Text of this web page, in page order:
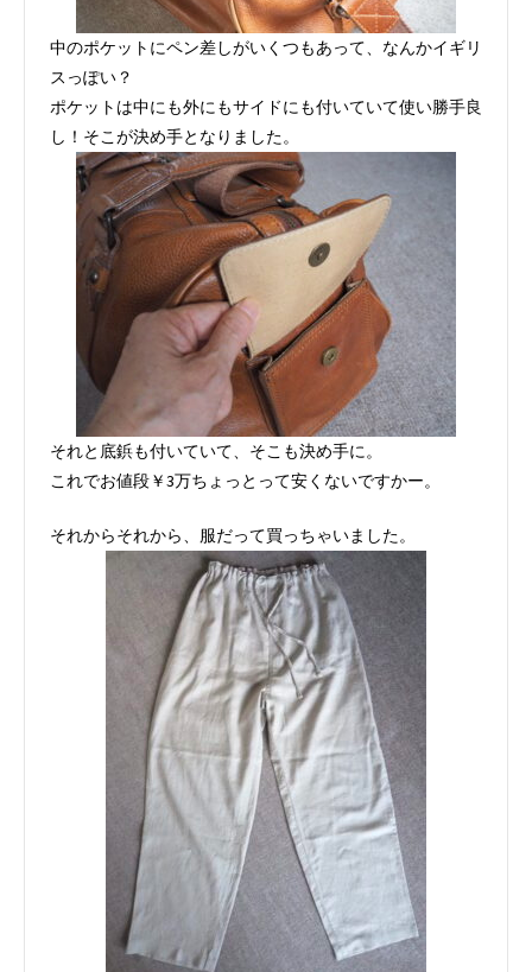
中のポケットにペン差しがいくつもあって、なんかイギリ
スっぽい？
ポケットは中にも外にもサイドにも付いていて使い勝手良
し！そこが決め手となりました。
それと底鋲も付いていて、そこも決め手に。
これでお値段￥3万ちょっとって安くないですかー。
それからそれから、服だって買っちゃいました。